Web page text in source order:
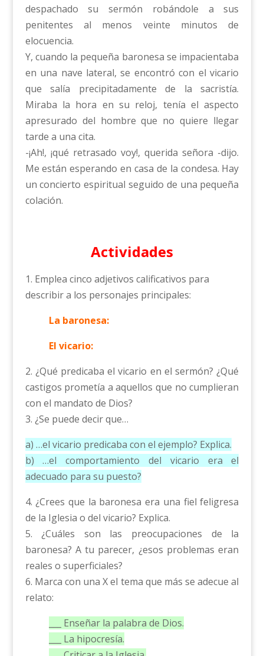
despachado su sermón robándole a sus
penitentes al menos veinte minutos de
elocuencia.
Y, cuando la pequeña baronesa se impacientaba
en una nave lateral, se encontró con el vicario
que salía precipitadamente de la sacristía.
Miraba la hora en su reloj, tenía el aspecto
apresurado del hombre que no quiere llegar
tarde a una cita.
-¡Ah!, ¡qué retrasado voy!, querida señora -dijo.
Me están esperando en casa de la condesa. Hay
un concierto espiritual seguido de una pequeña
colación.
Actividades
1. Emplea cinco adjetivos calificativos para
describir a los personajes principales:
La baronesa:
El vicario:
2. ¿Qué predicaba el vicario en el sermón? ¿Qué
castigos prometía a aquellos que no cumplieran
con el mandato de Dios?
3. ¿Se puede decir que…
a) …el vicario predicaba con el ejemplo? Explica.
b) …el comportamiento del vicario era el
adecuado para su puesto?
4. ¿Crees que la baronesa era una fiel feligresa
de la Iglesia o del vicario? Explica.
5. ¿Cuáles son las preocupaciones de la
baronesa? A tu parecer, ¿esos problemas eran
reales o superficiales?
6. Marca con una X el tema que más se adecue al
relato:
___ Enseñar la palabra de Dios.
___ La hipocresía.